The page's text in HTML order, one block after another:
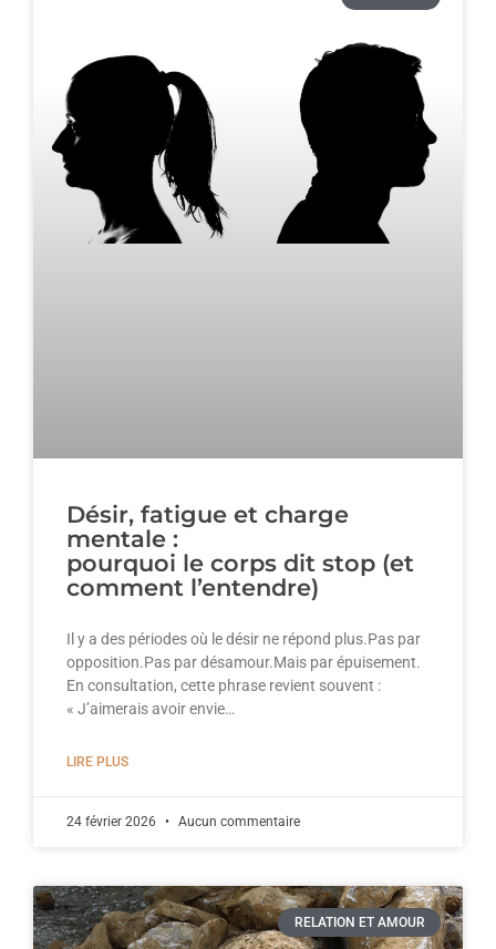
Désir, fatigue et charge
mentale :
pourquoi le corps dit stop (et
comment l’entendre)
Il y a des périodes où le désir ne répond plus.Pas par
opposition.Pas par désamour.Mais par épuisement.
En consultation, cette phrase revient souvent :
« J’aimerais avoir envie…
LIRE PLUS
24 février 2026 Aucun commentaire
RELATION ET AMOUR